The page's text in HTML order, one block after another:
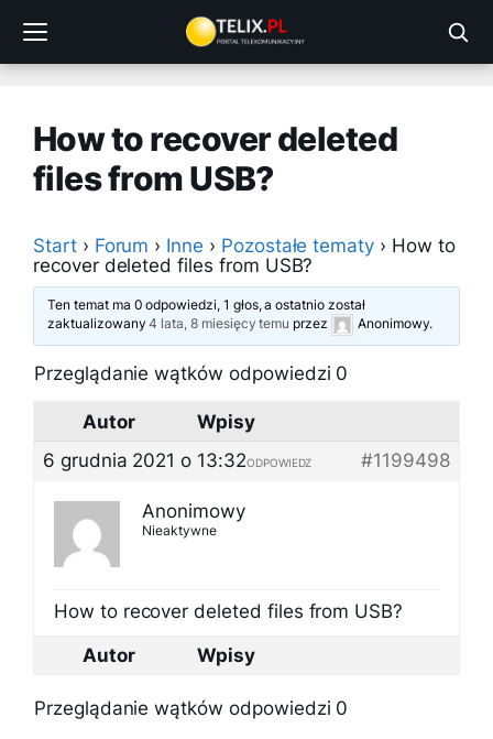
treści
How to recover deleted
files from USB?
Start › Forum › Inne › Pozostałe tematy › How to
recover deleted files from USB?
Ten temat ma 0 odpowiedzi, 1 głos, a ostatnio został
zaktualizowany4 lata, 8 miesięcy temu przez Anonimowy.
Przeglądanie wątków odpowiedzi 0
Autor
Wpisy
6 grudnia 2021 o 13:32
#1199498
ODPOWIEDZ
Anonimowy
Nieaktywne
How to recover deleted files from USB?
Autor
Wpisy
Przeglądanie wątków odpowiedzi 0